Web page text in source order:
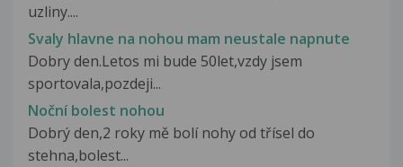
uzliny....
Svaly hlavne na nohou mam neustale napnute
Dobry den.Letos mi bude 50let,vzdy jsem
sportovala,pozdeji...
Noční bolest nohou
Dobrý den,2 roky mě bolí nohy od třísel do
stehna,bolest...